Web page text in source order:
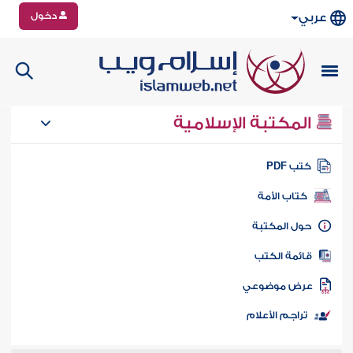
عربي دخول
المكتبة الإسلامية
كتب PDF
كتاب الأمة
المكتبة
الكتب
موضوعي